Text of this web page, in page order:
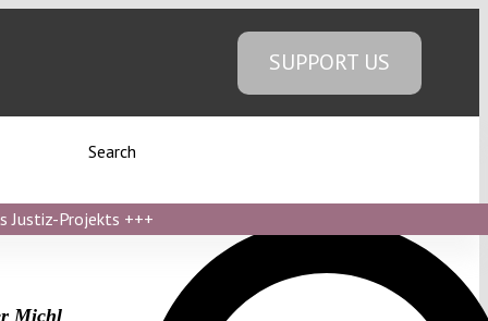
SUPPORT US
Search
Justiz-Projekts +++
Michl